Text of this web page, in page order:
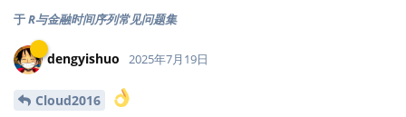
于R与金融时间序列常见问题集
dengyishuo 2025年7月19日
Cloud2016